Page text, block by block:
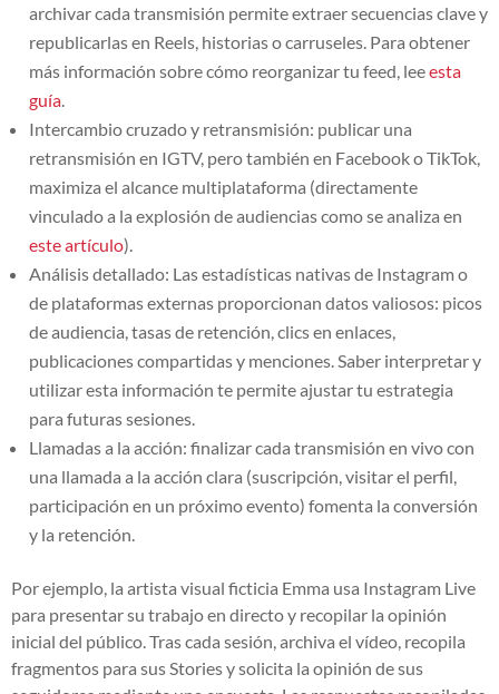
archivar cada transmisión permite extraer secuencias clave y
republicarlas en Reels, historias o carruseles. Para obtener
más información sobre cómo reorganizar tu feed, leeesta
guía
Intercambio cruzado y retransmisión: publicar una
retransmisión en IGTV, pero también en Facebook o TikTok,
maximiza el alcance multiplataforma (directamente
vinculado a la explosión de audiencias como se analiza en
este artículo).
Análisis detallado: Las estadísticas nativas de Instagram o
de plataformas externas proporcionan datos valiosos: picos
de audiencia, tasas de retención, clics en enlaces,
publicaciones compartidas y menciones. Saber interpretar y
utilizar esta información te permite ajustar tu estrategia
para futuras sesiones.
Llamadas a la acción: finalizar cada transmisión en vivo con
una llamada a la acción clara (suscripción, visitar el perfil,
participación en un próximo evento) fomenta la conversión
y la retención.
Por ejemplo, la artista visual ficticia Emma usa Instagram Live
para presentar su trabajo en directo y recopilar la opinión
inicial del público. Tras cada sesión, archiva el vídeo, recopila
fragmentos para sus Stories y solicita la opinión de sus